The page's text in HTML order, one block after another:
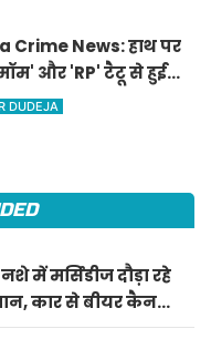
Crime News: हाथ पर
और 'RP' टैटू से हुई
अगस्त से लापता था
DUDEJA
में मर्सिडीज दौड़ा रहे
कार से बीयर कैन